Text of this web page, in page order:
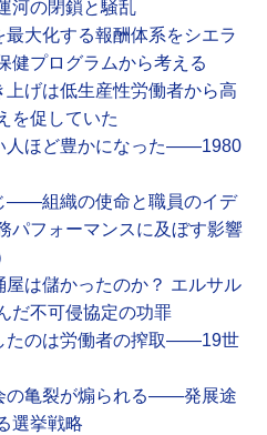
の閉鎖と騒乱
大化する報酬体系をシエラ
健プログラムから考える
げは低生産性労働者から高
を促していた
ほど豊かになった――1980
組織の使命と職員のイデ
パフォーマンスに及ぼす影響
は儲かったのか？ エルサル
だ不可侵協定の功罪
のは労働者の搾取――19世
亀裂が煽られる――発展途
選挙戦略